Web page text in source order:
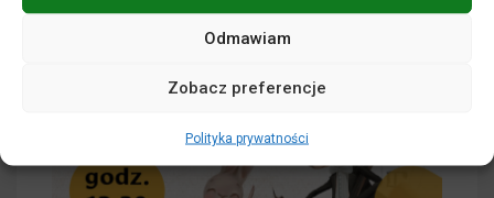
Odmawiam
Zobacz preferencje
Polityka prywatności